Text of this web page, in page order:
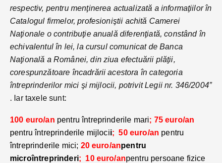
respectiv, pentru menţinerea actualizată a informaţiilor în
Catalogul firmelor, profesioniştii achită Camerei
Naţionale o contribuţie anuală diferenţiată, constând în
echivalentul în lei, la cursul comunicat de Banca
Naţională a Românei, din ziua efectuării plăţii,
corespunzătoare încadrării acestora în categoria
întreprinderilor mici şi mijlocii, potrivit Legii nr. 346/2004”
. Iar taxele sunt:
100 euro/an pentru întreprinderile mari; 75 euro/an
pentru întreprinderile mijlocii; 50 euro/an pentru
întreprinderile mici; 20 euro/anpentru
microîntreprinderi; 10 euro/anpentru persoane fizice